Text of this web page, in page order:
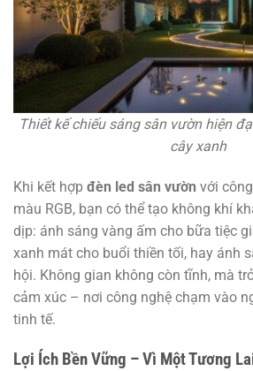
Thiết kế chiếu sáng sân vườn hiện
cây xanh
Khi kết hợp đèn led sân vườn với
màu RGB, bạn có thể tạo không khí
dịp: ánh sáng vàng ấm cho bữa tiệc
xanh mát cho buổi thiền tối, hay ánh
hội. Không gian không còn tĩnh, mà
cảm xúc – nơi công nghệ chạm vào
tinh tế.
Lợi Ích Bền Vững – Vì Một Tương